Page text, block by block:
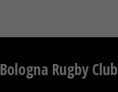
Bologna Rugby Club